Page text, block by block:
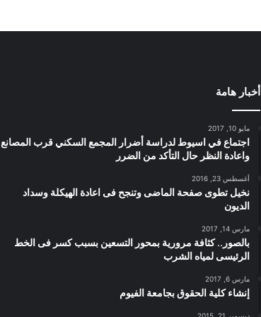
أخبار هامة
مايو 10, 2017
اجتماع في اسيوط لدراسة أضرار المجمع السكني قرب المصانع
واعادة النظر حال التأكد من الضرر
أغسطس 23, 2016
نخيل تطوى صفحة الماضى وتنجح فى اعادة الهيكلة وسداد
الديون
مارس 14, 2017
بالصور.. كثافة مرورية بمحور التسعين بسبب كسر فى الخط
الرئيسى لمياه الشرب
مارس 6, 2017
إنشاء كلية الحقوق بجامعة الفيوم